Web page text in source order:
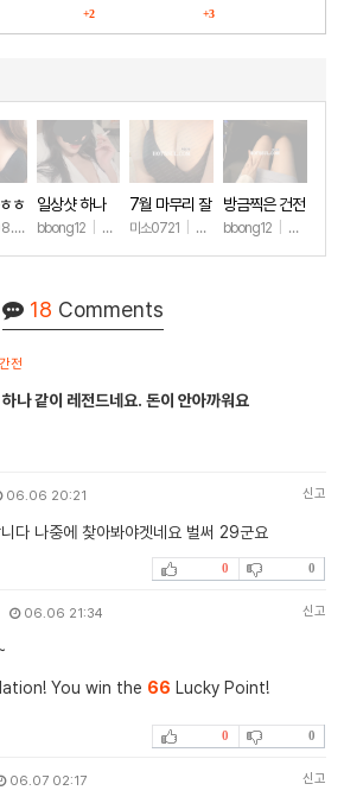
+2
마그라
+3
ㅎ
+64
일상샷 하나
bbong12 07.31+89
7월 마무리 잘
하세요🫶
미소0721 07.31+245
방금찍은 건전
한 일상샷
bbong12 07.28
18 Comments
전
나 같이 레전드네요. 돈이 안아까워요
06.06 20:21 신고
다 나중에 찾아봐야겟네요 벌써 29군요
0 0
06.06 21:34 신고
You win the 66 Lucky Point!
0 0
06.07 02:17 신고